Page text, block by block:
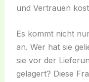
und Vertrauen
Es kommt nicht
an. Wer hat sie
sie vor der
gelagert? Diese